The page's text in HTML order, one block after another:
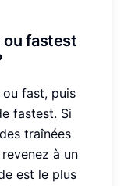
ou fastest
fast, puis
fastest. Si
traînées
à un
est le plus